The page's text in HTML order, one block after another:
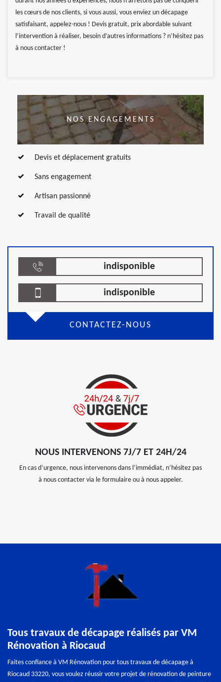
les cœurs de nos clients, si vous aussi, vous enviez un décapage
satisfaisant, appelez-nous ! Devis gratuit, prix abordable suivant
l’intervention à réaliser, besoin d’autres informations ? n’hésitez pas
à nous contacter !
NOS ENGAGEMENTS
Devis et déplacement gratuits
Sans engagement
Artisan passionné
Travail de qualité
indisponible
indisponible
CONTACTEZ-NOUS
NOUS INTERVENONS 7J/7 ET 24H/24
En cas d’urgence, nous intervenons dans l’immédiat, n’hésitez pas
à nous contacter via le formulaire ou à nous appeler.
Tous travaux de décapage réalisés par VM
Rénovation à Riocaud
Faites confiance à VM Rénovation pour tous travaux de décapage à
Riocaud 33220, vous voulez réussir votre projet de rénovation de peinture